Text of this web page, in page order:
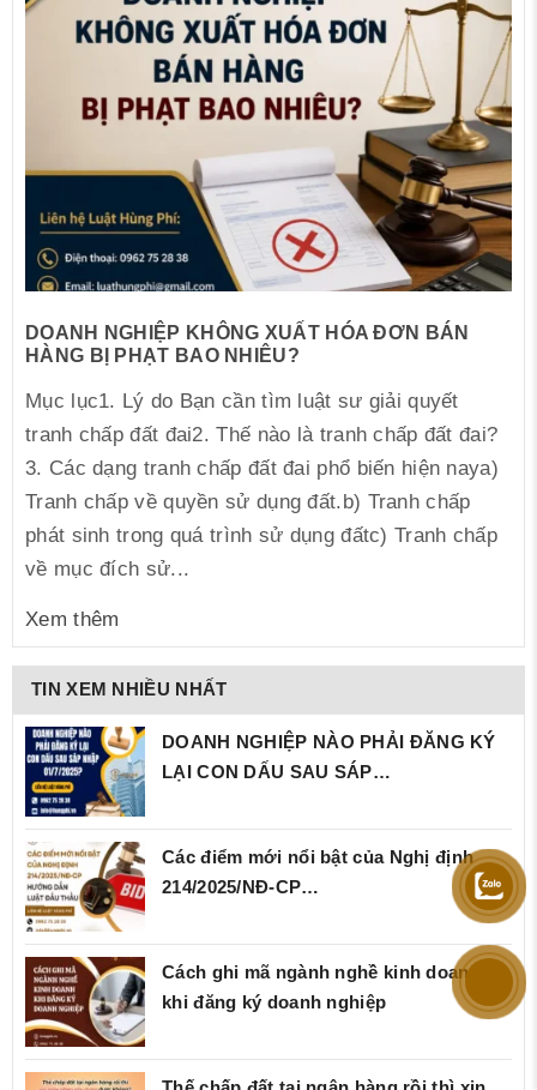
DOANH NGHIỆP KHÔNG XUẤT HÓA ĐƠN BÁN
HÀNG BỊ PHẠT BAO NHIÊU?
Mục lục1. Lý do Bạn cần tìm luật sư giải quyết
tranh chấp đất đai2. Thế nào là tranh chấp đất đai?
3. Các dạng tranh chấp đất đai phổ biến hiện naya)
Tranh chấp về quyền sử dụng đất.b) Tranh chấp
phát sinh trong quá trình sử dụng đấtc) Tranh chấp
về mục đích sử...
Xem thêm
TIN XEM NHIỀU NHẤT
DOANH NGHIỆP NÀO PHẢI ĐĂNG KÝ
LẠI CON DẤU SAU SÁP…
Các điểm mới nổi bật của Nghị định
214/2025/NĐ‑CP…
Cách ghi mã ngành nghề kinh doanh
khi đăng ký doanh nghiệp